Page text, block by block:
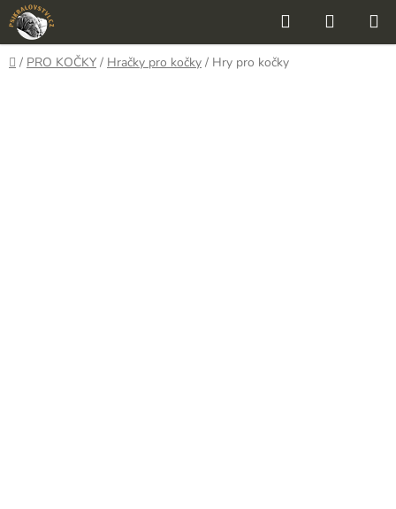
Přejít
na
obsah
Hledat
KOŠÍK
Domů
/ PRO KOČKY / Hračky pro kočky / Hry pro kočky